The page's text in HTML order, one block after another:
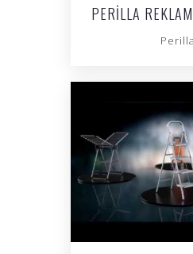
PERILLA
Perilla